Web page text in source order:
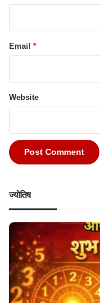
Email *
Website
ज्योतिष